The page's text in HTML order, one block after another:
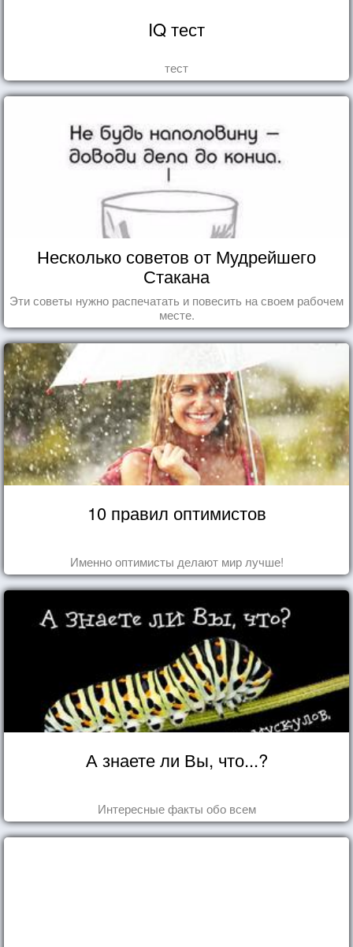
IQ тест
тест
Несколько советов от Мудрейшего
Стакана
Эти советы нужно распечатать и повесить на своем рабочем
месте.
10 правил оптимистов
Именно оптимисты делают мир лучше!
А знаете ли Вы, что...?
Интересные факты обо всем